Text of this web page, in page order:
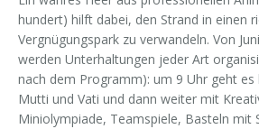
hundert) hilft dabei, den Strand in einen
Vergnügungspark zu verwandeln. Von
werden Unterhaltungen jeder Art
nach dem Programm): um 9 Uhr geht
Mutti und Vati und dann weiter mit
Miniolympiade, Teamspiele, Basteln mit